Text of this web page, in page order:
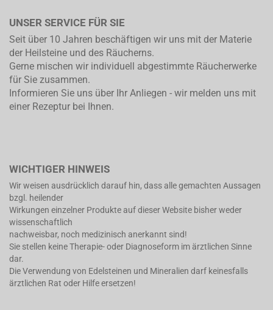
UNSER SERVICE FÜR SIE
Seit über 10 Jahren beschäftigen wir uns mit der Materie
der Heilsteine und des Räucherns.
Gerne mischen wir individuell abgestimmte Räucherwerke
für Sie zusammen.
Informieren Sie uns über Ihr Anliegen - wir melden uns mit
einer Rezeptur bei Ihnen.
WICHTIGER HINWEIS
Wir weisen ausdrücklich darauf hin, dass alle gemachten Aussagen
bzgl. heilender
Wirkungen einzelner Produkte auf dieser Website bisher weder
wissenschaftlich
nachweisbar, noch medizinisch anerkannt sind!
Sie stellen keine Therapie- oder Diagnoseform im ärztlichen Sinne
dar.
Die Verwendung von Edelsteinen und Mineralien darf keinesfalls
ärztlichen Rat oder Hilfe ersetzen!